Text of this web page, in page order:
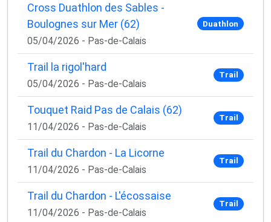
Cross Duathlon des Sables -
Boulognes sur Mer (62)
05/04/2026 - Pas-de-Calais
Duathlon
Trail la rigol'hard
05/04/2026 - Pas-de-Calais
Trail
Touquet Raid Pas de Calais (62)
11/04/2026 - Pas-de-Calais
Trail
Trail du Chardon - La Licorne
11/04/2026 - Pas-de-Calais
Trail
Trail du Chardon - L'écossaise
11/04/2026 - Pas-de-Calais
Trail